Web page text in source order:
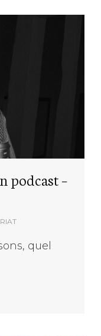
podcast –
quel